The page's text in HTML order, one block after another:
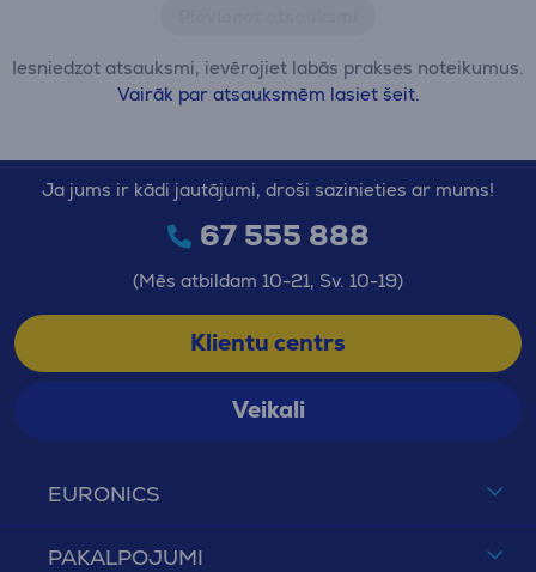
Iesniedzot atsauksmi, ievērojiet labās prakses noteikumus.
Vairāk par atsauksmēm lasiet šeit.
EURONICS
PAKALPOJUMI
Ja jums ir kādi jautājumi, droši sazinieties ar mums!
67 555 888
(Mēs atbildam 10-21, Sv. 10-19)
Klientu centrs
Veikali